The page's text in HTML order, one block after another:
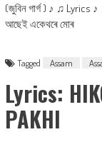
(জুবিন গাৰ্গ ) ♪ ♫ Lyrics
আছেই একেথৰে মোৰ
Tagged Assam
Lyrics:
PAKHI